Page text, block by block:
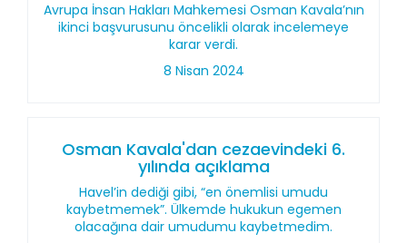
Avrupa İnsan Hakları Mahkemesi Osman Kavala’nın
ikinci başvurusunu öncelikli olarak incelemeye
karar verdi.
8 Nisan 2024
Osman Kavala'dan cezaevindeki 6.
yılında açıklama
Havel’in dediği gibi, “en önemlisi umudu
kaybetmemek”. Ülkemde hukukun egemen
olacağına dair umudumu kaybetmedim.